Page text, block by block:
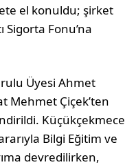
el konuldu; şirket
Fonu’na
Üyesi Ahmet
Mehmet Çiçek’ten
Küçükçekmece
Bilgi Eğitim ve
devredilirken,